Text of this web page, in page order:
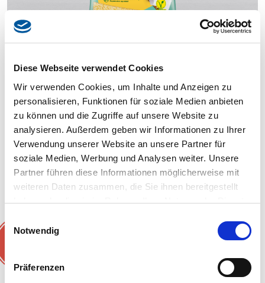
Diese Webseite verwendet Cookies
Wir verwenden Cookies, um Inhalte und Anzeigen zu
personalisieren, Funktionen für soziale Medien anbieten
zu können und die Zugriffe auf unsere Website zu
analysieren. Außerdem geben wir Informationen zu Ihrer
Verwendung unserer Website an unsere Partner für
soziale Medien, Werbung und Analysen weiter. Unsere
Partner führen diese Informationen möglicherweise mit
weiteren Daten zusammen, die Sie ihnen bereitgestellt
haben oder die sie im Rahmen Ihrer Nutzung der Dienste
Notwendig
Präferenzen
Gouda-Alternative vegane Raspel 1 kg
Ähnliche Rezepte